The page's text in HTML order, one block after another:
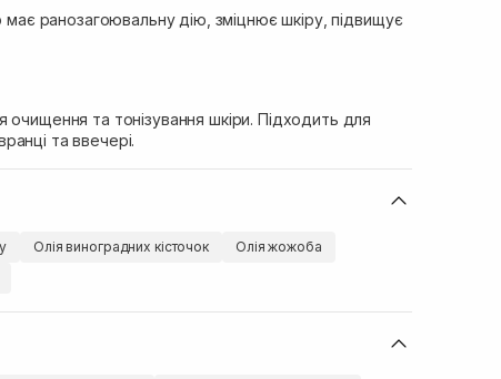
ранозагоювальну дію, зміцнює шкіру, підвищує
очищення та тонізування шкіри. Підходить для
та ввечері.
Олія виноградних кісточок
Олія жожоба